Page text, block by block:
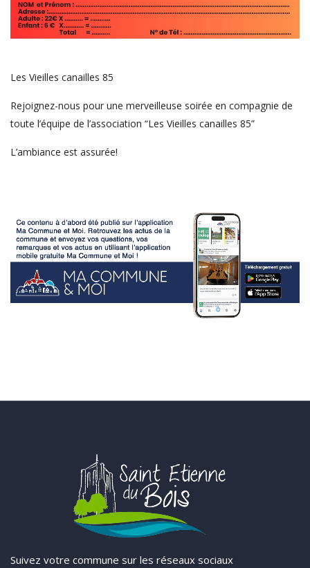
Les Vieilles canailles 85
Rejoignez-nous pour une merveilleuse soirée en compagnie de
toute l’équipe de l’association “Les Vieilles canailles 85”
L’ambiance est assurée!
Suivez votre commune sur les réseaux sociaux